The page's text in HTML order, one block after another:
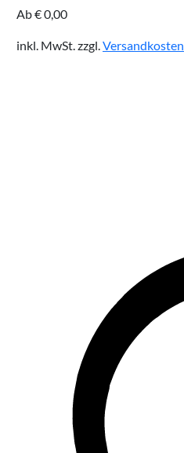
Ab€0,00
inkl. MwSt.zzgl.Versandkosten